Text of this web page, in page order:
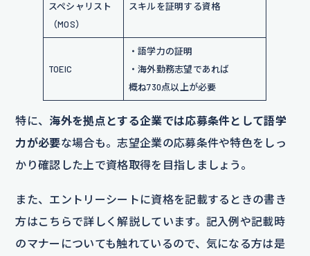
スペシャリスト
（MOS）
スキルを証明する資格
TOEIC
・語学力の証明
・海外勤務志望であれば
概ね730点以上が必要
特に、 海外を拠点とする企業では応募条件として語学
力が必要な場合も。志望企業の応募条件や特色をしっ
かり確認した上で資格取得を目指しましょう。
また、エントリーシートに資格を記載するときの書き
方はこちらで詳しく解説しています。記入例や記載時
のマナーについても触れているので、気になる方は是